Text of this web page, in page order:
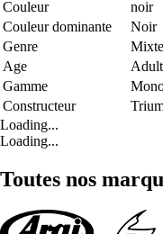
Couleur
noir
Couleur dominante
Noir
Genre
Mixte
Age
Gamme
Constructeur
Loading...
Loading...
Toutes nos